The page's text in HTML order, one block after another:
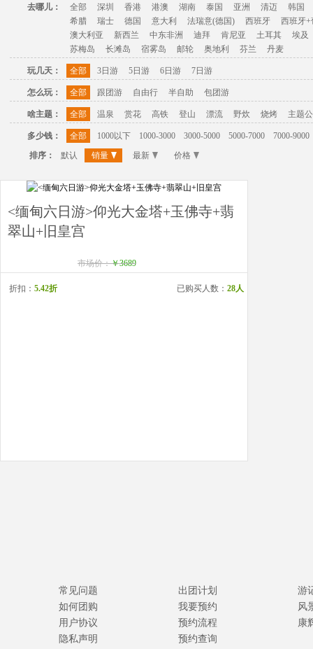
去哪儿： 全部 深圳 香港 港澳 湖南 泰国 亚洲 清迈
韩国
希腊
瑞士 德国 意大利 法瑞意(德国) 西班牙
西班牙+
澳大利亚
新西兰 中东非洲 迪拜 肯尼亚 土耳其
埃及
苏梅岛
长滩岛 宿雾岛 邮轮 奥地利 芬兰 丹麦
玩几天： 全部 3日游 5日游 6日游 7日游
怎么玩： 全部 跟团游 自由行 半自助 包团游
啥主题： 全部 温泉 赏花 高铁 登山 漂流 野炊 烧烤 主题
多少钱： 全部 1000以下 1000-3000 3000-5000 5000-7000
7000-9000
排序：
默认 销量 最新 价格
<缅甸六日游>仰光大金塔+玉佛寺+翡
翠山+旧皇宫
市场价：￥3689
折扣： 5.42折 已购买人数： 28人
常见问题
如何团购
用户协议
隐私声明
出团计划
我要预约
预约流程
预约查询
游
风
康